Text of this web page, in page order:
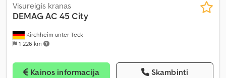
Kirchheim unter Teck
1 226 km
Visureigis kranas
DEMAGAC 45 City
Kainos informacija Skambinti